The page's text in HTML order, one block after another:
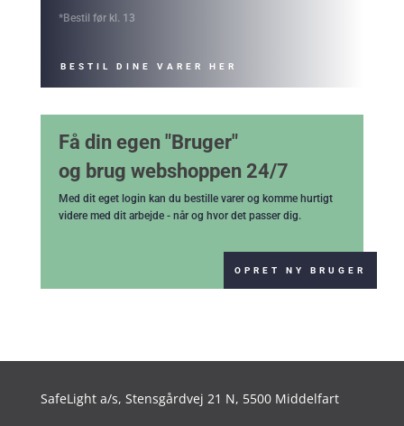
*Bestil før kl. 13
BESTIL DINE VARER HER
Få din egen "Bruger"
og brug webshoppen 24/7
Med dit eget login kan du bestille varer og komme hurtigt
videre med dit arbejde - når og hvor det passer dig.
OPRET NY BRUGER
SafeLight a/s, Stensgårdvej 21 N, 5500 Middelfart